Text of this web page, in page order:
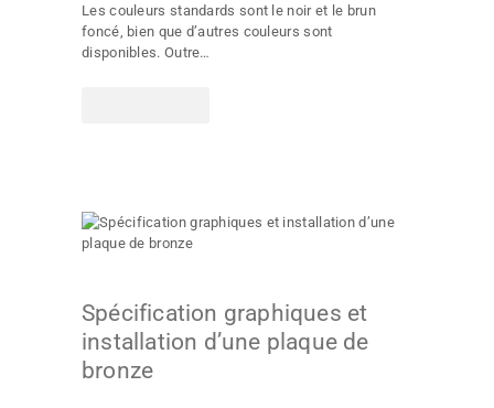
Les couleurs standards sont le noir et le brun
foncé, bien que d’autres couleurs sont
disponibles. Outre…
Spécification graphiques et
installation d’une plaque de
bronze